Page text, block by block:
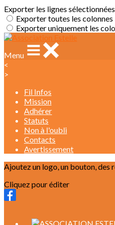
Exporter les lignes sélectionnées
Exporter toutes les colonnes
Exporter uniquement les
Menu
<
>
Fil Infos
Mission
Adhérer
Statuts
Non à l'oubli
Contacts
Avertissement
Ajoutez un logo, un bouton, des
Cliquez pour éditer